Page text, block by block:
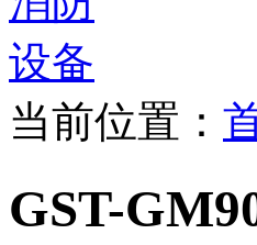
当前位置：
GST-